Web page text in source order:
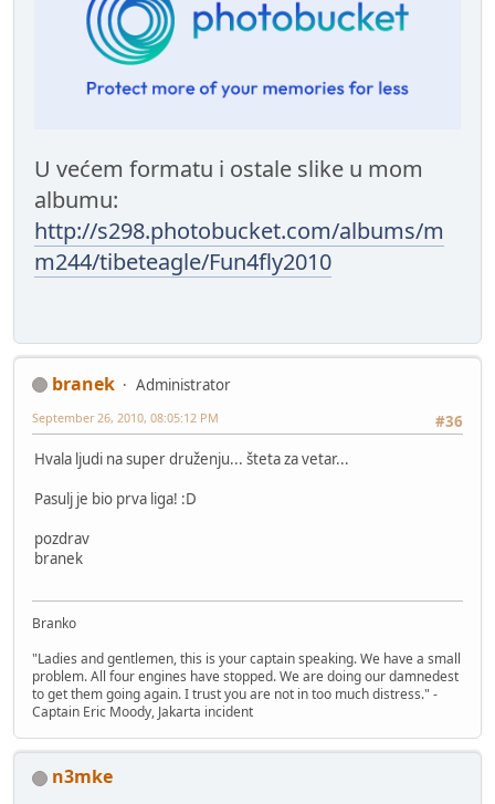
U većem formatu i ostale slike u mom
albumu:
http://s298.photobucket.com/albums/m
m244/tibeteagle/Fun4fly2010
branek
Administrator
#36
September 26, 2010, 08:05:12 PM
Hvala ljudi na super druženju... šteta za vetar...
Pasulj je bio prva liga! :D
pozdrav
branek
Branko
"Ladies and gentlemen, this is your captain speaking. We have a small
problem. All four engines have stopped. We are doing our damnedest
to get them going again. I trust you are not in too much distress." -
Captain Eric Moody, Jakarta incident
n3mke